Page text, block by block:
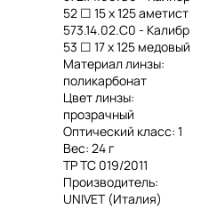
52 ☐ 15 x 125 аметист
573.14.02.С0 - Калибр
53 ☐ 17 x 125 медовый
Материал линзы:
поликарбонат
Цвет линзы:
прозрачный
Оптический класс: 1
Вес: 24 г
ТР ТС 019/2011
Производитель:
UNIVET (Италия)